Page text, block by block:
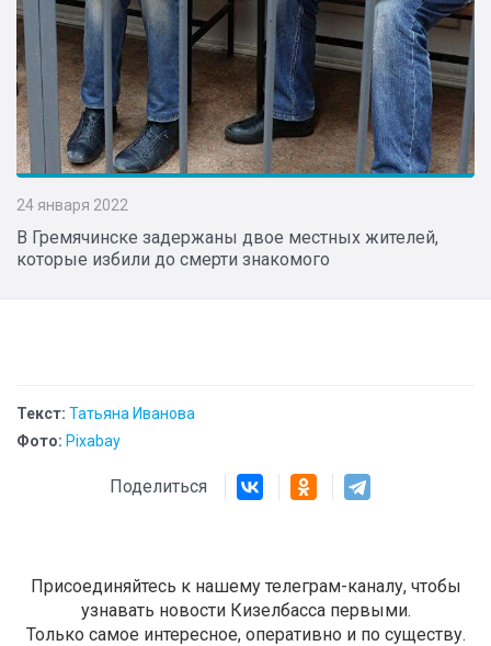
24 января 2022
В Гремячинске задержаны двое местных жителей,
которые избили до смерти знакомого
Текст: Татьяна Иванова
Фото: Pixabay
Поделиться
Присоединяйтесь к нашему телеграм-каналу, чтобы
узнавать новости Кизелбасса первыми.
Только самое интересное, оперативно и по существу.